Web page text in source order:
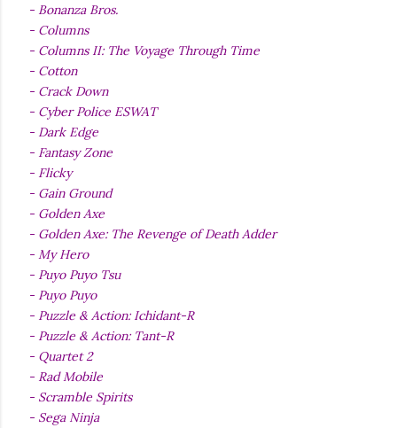
- Bonanza Bros.
- Columns
- Columns II: The Voyage Through Time
- Cotton
- Crack Down
- Cyber Police ESWAT
- Dark Edge
- Fantasy Zone
- Flicky
- Gain Ground
- Golden Axe
- Golden Axe: The Revenge of Death Adder
- My Hero
- Puyo Puyo Tsu
- Puyo Puyo
- Puzzle & Action: Ichidant-R
- Puzzle & Action: Tant-R
- Quartet 2
- Rad Mobile
- Scramble Spirits
- Sega Ninja